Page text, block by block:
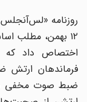
روزنامه «لس‌آنجلس
۱۲ بهمن، مطلب
اختصاص داد که
فرماندهان ارتش
ضبط‌ صوت مخفی در